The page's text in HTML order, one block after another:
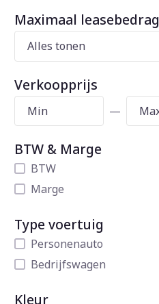
Maximaal leasebedrag
Verkoopprijs
—
BTW & Marge
BTW
Marge
Type voertuig
Personenauto
Bedrijfswagen
Kleur